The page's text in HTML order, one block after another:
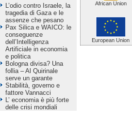
L’odio contro Israele, la
tragedia di Gaza e le
assenze che pesano
Pax Silica e WAICO: le
conseguenze
dell’Intelligenza
Artificiale in economia
e politica
Bologna divisa? Una
follia – Al Quirinale
serve un garante
Stabilità, governo e
fattore Vannacci
L’ economia è più forte
delle crisi mondiali
African Union
European Union